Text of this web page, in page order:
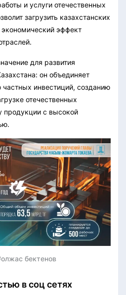
и услуги отечественных
загрузить казахстанских
эффект
для развития
он объединяет
инвестиций, созданию
отечественных
продукции с высокой
бектенов
в соц сетях